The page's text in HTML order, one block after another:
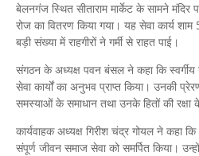
बेलनगंज स्थित सीताराम मार्केट के सामने मंदिर
रोज का वितरण किया गया। यह सेवा कार्य
बड़ी संख्या में राहगीरों ने गर्मी से राहत पाई।
संगठन के अध्यक्ष पवन बंसल ने कहा कि स्वर्गीय
सेवा कार्यों का अनुभव प्राप्त किया। उनकी
समस्याओं के समाधान तथा उनके हितों की रक्षा
कार्यवाहक अध्यक्ष गिरीश चंद्र गोयल ने कहा
संपूर्ण जीवन समाज सेवा को समर्पित किया।